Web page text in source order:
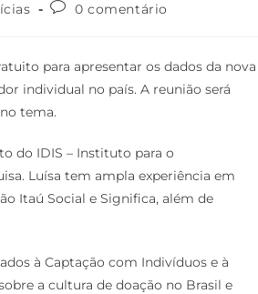
0 comentário
para apresentar os dados da nova
individual no país. A reunião será
tema.
do IDIS – Instituto para o
Luísa tem ampla experiência em
Itaú Social e Significa, além de
à Captação com Indivíduos e à
a cultura de doação no Brasil e